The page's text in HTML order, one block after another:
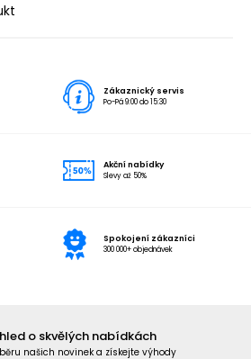
Zákaznický servis
Po-Pá 9:00 do 15:30
Akční nabídky
Slevy až 50%
Spokojení zákazníci
300 000+ objednávek
o skvělých nabídkách
našich novinek a získejte výhody